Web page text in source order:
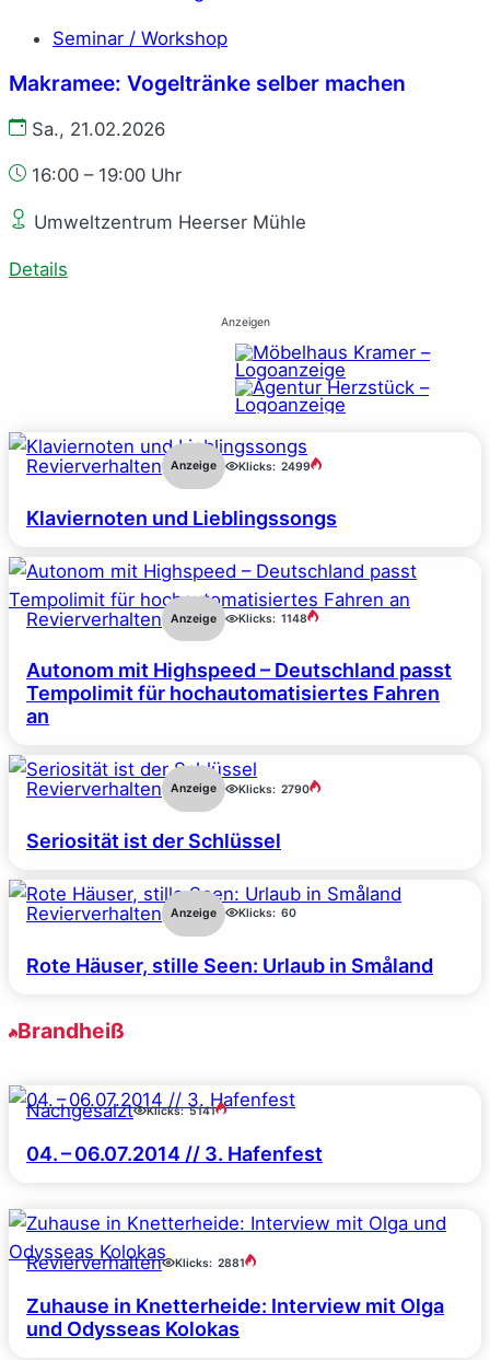
Seminar / Workshop
Makramee: Vogeltränke selber machen
Sa., 21.02.2026
16:00 – 19:00 Uhr
Umweltzentrum Heerser Mühle
Details
Anzeigen
Revierverhalten Anzeige Klicks: 2499
Klaviernoten und Lieblingssongs
Revierverhalten Anzeige Klicks: 1148
Autonom mit Highspeed – Deutschland passt
Tempolimit für hochautomatisiertes Fahren
an
Revierverhalten Anzeige Klicks: 2790
Seriosität ist der Schlüssel
Revierverhalten Anzeige Klicks: 60
Rote Häuser, stille Seen: Urlaub in Småland
Brandheiß
Nachgesalzt Klicks: 5141
04. – 06.07.2014 // 3. Hafenfest
Revierverhalten Klicks: 2881
Zuhause in Knetterheide: Interview mit Olga
und Odysseas Kolokas